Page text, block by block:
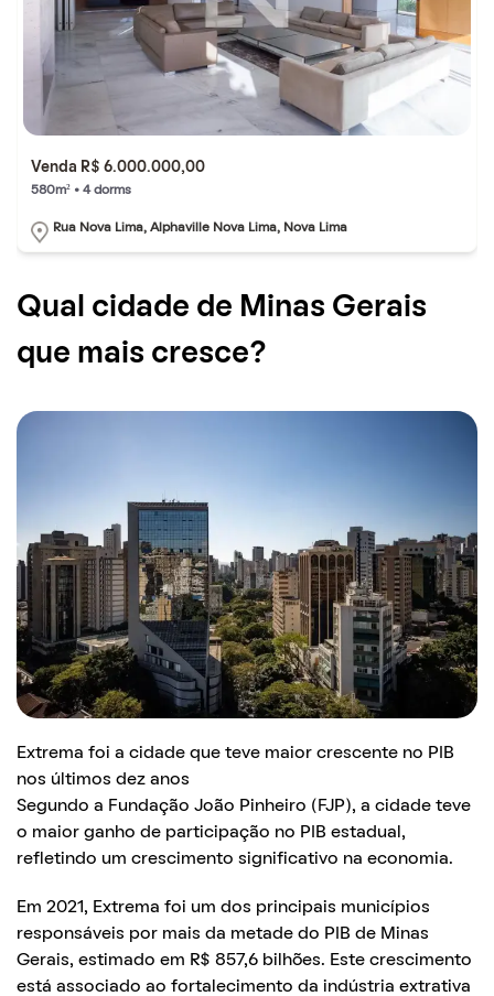
Venda R$ 6.000.000,00
580m² • 4 dorms
Rua Nova Lima, Alphaville Nova Lima, Nova Lima
Qual cidade de Minas Gerais
que mais cresce?
Extrema foi a cidade que teve maior crescente no PIB
nos últimos dez anos
Segundo a Fundação João Pinheiro (FJP), a cidade teve
o maior ganho de participação no PIB estadual,
refletindo um crescimento significativo na economia.
Em 2021, Extrema foi um dos principais municípios
responsáveis por mais da metade do PIB de Minas
Gerais, estimado em R$ 857,6 bilhões. Este crescimento
está associado ao fortalecimento da indústria extrativa